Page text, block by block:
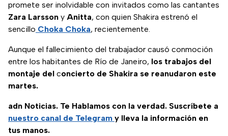
promete ser inolvidable con invitados como las cantantes
Zara Larsson y Anitta, con quien Shakira estrenó el
sencillo Choka Choka, recientemente.
Aunque el fallecimiento del trabajador causó conmoción
entre los habitantes de Río de Janeiro, los trabajos del
montaje del concierto de Shakira se reanudaron este
martes.
adn Noticias. Te Hablamos con la verdad. Suscríbete a
nuestro canal de Telegram y lleva la información en
tus manos.